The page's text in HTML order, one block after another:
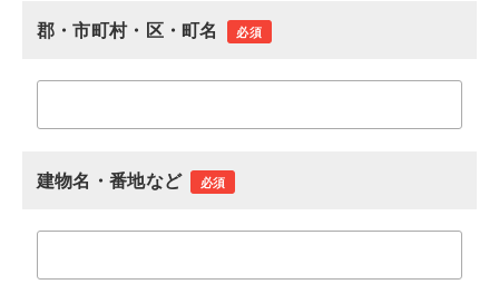
郡・市町村・区・町名 必須
建物名・番地など 必須